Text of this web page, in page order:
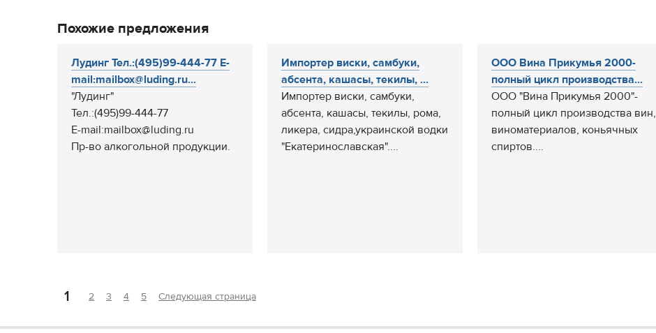
Похожие предложения
Лудинг Тел.:(495)99-444-77 E-
mail:mailbox@luding.ru...
"Лудинг"
Тел.:(495)99-444-77
E-mail:mailbox@luding.ru
Пр-во алкогольной продукции.
Импортер виски, самбуки,
абсента, кашасы, текилы, ...
Импортер виски, самбуки,
абсента, кашасы, текилы, рома,
ликера, сидра,украинской водки
"Екатеринославская"....
ООО Вина Прикумья 2000-
полный цикл производства...
ООО "Вина Прикумья 2000"-
полный цикл производства вин,
виноматериалов, коньячных
спиртов....
1 2 3 4 5 Следующая страница